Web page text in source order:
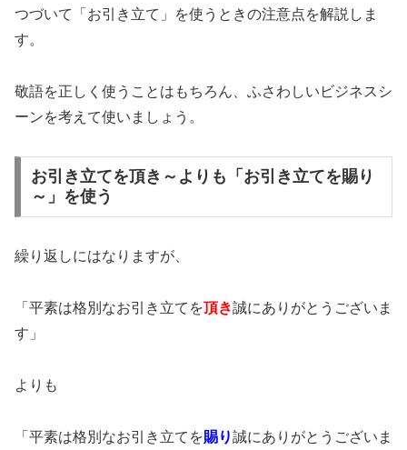
つづいて「お引き立て」を使うときの注意点を解説しま
す。
敬語を正しく使うことはもちろん、ふさわしいビジネスシ
ーンを考えて使いましょう。
お引き立てを頂き～よりも「お引き立てを賜り
～」を使う
繰り返しにはなりますが、
「平素は格別なお引き立てを頂き誠にありがとうございま
す」
よりも
「平素は格別なお引き立てを賜り誠にありがとうございま